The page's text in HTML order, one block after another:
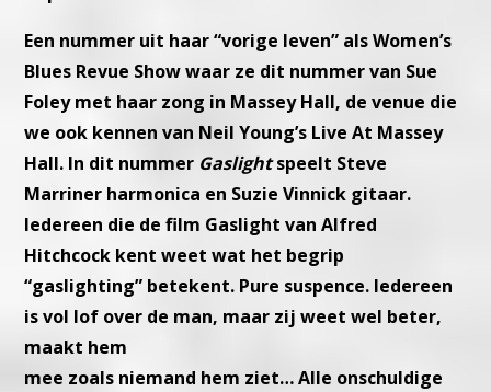
Een nummer uit haar “vorige leven” als Women’s
Blues Revue Showwaar ze dit nummer van Sue
Foley met haar zong in Massey Hall, de venue die
we ook kennen van Neil Young’s Live At Massey
Hall. In dit nummer Gaslightspeelt Steve
Marriner harmonica en SuzieVinnick gitaar.
Iedereen die de film Gaslight van Alfred
Hitchcock kentweet wat het begrip
“gaslighting” betekent. Pure suspence. Iedereen
is vol lof over de man, maar zij weet wel beter,
maakt hem
mee zoals niemand hem ziet… Alle onschuldige